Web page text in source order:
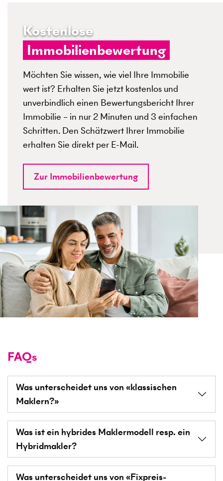
Kostenlose
Immobilienbewertung
Möchten Sie wissen, wie viel Ihre Immobilie
wert ist? Erhalten Sie jetzt kostenlos und
unverbindlich einen Bewertungsbericht Ihrer
Immobilie – in nur 2 Minuten und 3 einfachen
Schritten. Den Schätzwert Ihrer Immobilie
erhalten Sie direkt per E-Mail.
Zur Immobilienbewertung
FAQs
Was unterscheidet uns von «klassischen
Maklern?»
Was ist ein hybrides Maklermodell resp. ein
Hybridmakler?
Was unterscheidet uns von «Fixpreis-